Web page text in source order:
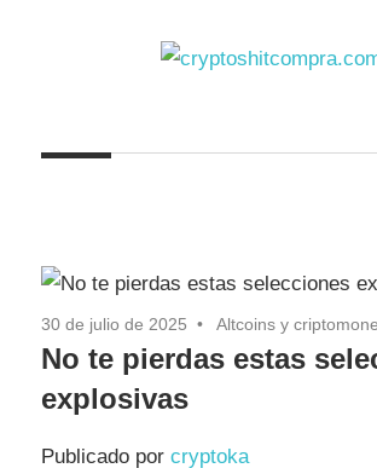
30 de julio de 2025 Altcoins y
No te pierdas estas
explosivas
Publicado por cryptoka